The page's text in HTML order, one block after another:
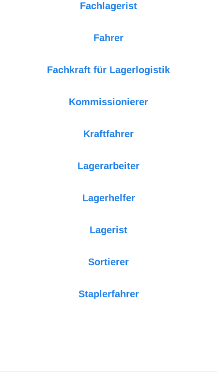
Fachlagerist
Fahrer
Fachkraft für Lagerlogistik
Kommissionierer
Kraftfahrer
Lagerarbeiter
Lagerhelfer
Lagerist
Sortierer
Staplerfahrer